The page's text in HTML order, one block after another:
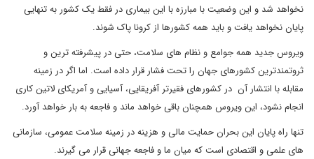
نخواهد شد و این وضعیت با مبارزه با این بیماری در فقط یک کشور به تنهایی
پایان نخواهد یافت و باید همه کشورها از کرونا پاک شوند.
ویروس جدید همه جوامع و نظام های سلامت، حتی در پیشرفته ترین و
ثروتمندترین کشورهای جهان را تحت فشار قرار داده است. اما اگر در زمینه
مقابله با انتشار آن در کشورهای فقیرتر آفریقایی، آسیایی و آمریکای لاتین کاری
انجام نشود، این ویروس همچنان باقی خواهد ماند و فاجعه به بار خواهد آورد.
تنها راه پایان این بحران حمایت مالی و هزینه در زمینه سلامت عمومی، سازمانی
های علمی و اقتصادی است که میان ما و فاجعه جهانی قرار می گیرند.